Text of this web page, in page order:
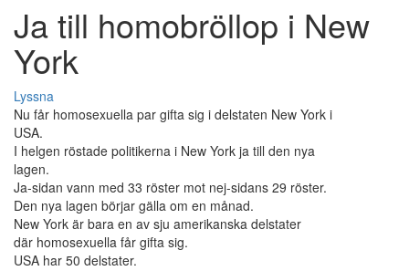
Ja till homobröllop i New
York
Lyssna
Nu får homosexuella par gifta sig i delstaten New York i
USA.
I helgen röstade politikerna i New York ja till den nya
lagen.
Ja-sidan vann med 33 röster mot nej-sidans 29 röster.
Den nya lagen börjar gälla om en månad.
New York är bara en av sju amerikanska delstater
där homosexuella får gifta sig.
USA har 50 delstater.